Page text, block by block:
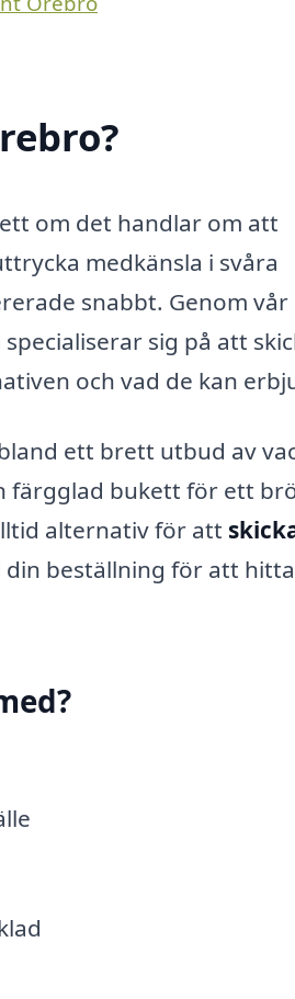
om det handlar om att
medkänsla i svåra
snabbt. Genom vår
sig på att
och vad de kan
ett brett utbud av
färgglad bukett för ett
alternativ för att
beställning för att